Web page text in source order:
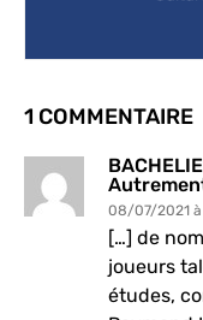
1 COMMENTAIRE
08/07/2021 à
[…] de
joueurs
études,